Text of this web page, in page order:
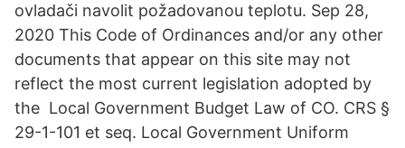
ovladači navolit požadovanou teplotu. Sep 28,
2020 This Code of Ordinances and/or any other
documents that appear on this site may not
reflect the most current legislation adopted by
the Local Government Budget Law of CO. CRS §
29-1-101 et seq. Local Government Uniform